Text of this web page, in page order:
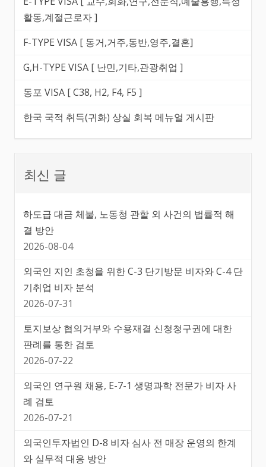
활동,계절근로자 ]
F-TYPE VISA [ 동거,거주,동반,영주,결혼]
G,H-TYPE VISA [ 난민,기타,관광취업 ]
동포 VISA [ C38, H2, F4, F5 ]
한국 국적 취득(귀화) 상실 회복 메뉴얼 게시판
최신 글
하도급 대금 체불, 노동청 관할 외 사건의 법률적 해
결 방안
2026-08-04
외국인 지인 초청을 위한 C-3 단기방문 비자와 C-4 단
기취업 비자 분석
2026-07-31
토지보상 협의거부와 수용재결 신청청구권에 대한
판례를 통한 검토
2026-07-22
외국인 연구원 채용, E-7-1 생명과학 전문가 비자 사
례 검토
2026-07-21
외국인투자법인 D-8 비자 심사 전 매장 운영의 한계
와 실무적 대응 방안